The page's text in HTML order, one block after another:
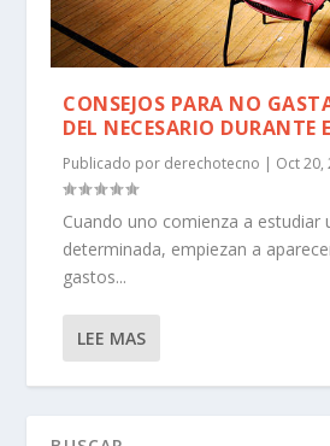
CONSEJOS PARA NO
DEL NECESARIO DURANTE
Publicado por derechotecno | Oct 20,
Cuando uno comienza a estudiar
determinada, empiezan a
gastos...
LEE MAS